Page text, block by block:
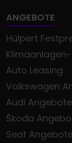
ANGEBOTE
Hülpert
Auto Leasing
Volkswagen
Audi Angebote
Škoda
Seat